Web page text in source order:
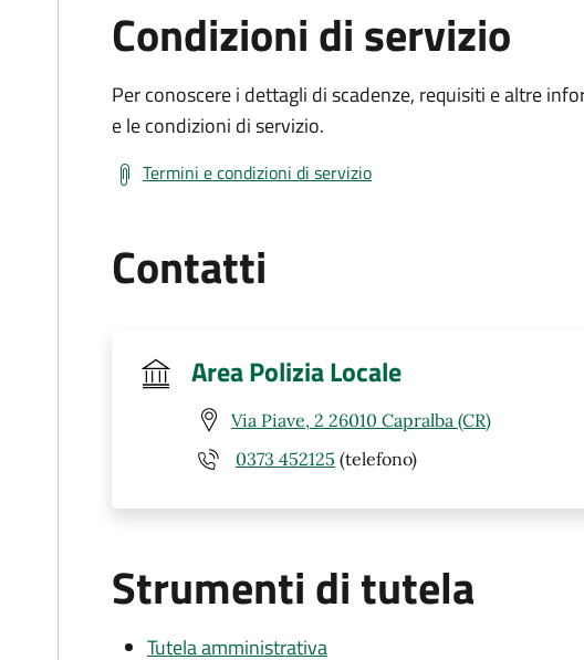
Condizioni di servizio
Per conoscere i dettagli di scadenze, requisiti e altre
e le condizioni di servizio.
Termini e condizioni di servizio
Contatti
Area Polizia Locale
Via Piave, 2 26010 Capralba (CR)
0373 452125 (telefono)
Strumenti di tutela
Tutela amministrativa